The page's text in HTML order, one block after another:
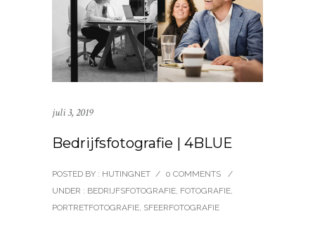
juli 3, 2019
Bedrijfsfotografie | 4BLUE
POSTED BY : HUTINGNET / 0 COMMENTS
/
UNDER : BEDRIJFSFOTOGRAFIE FOTOGRAFIE
PORTRETFOTOGRAFIE SFEERFOTOGRAFIE